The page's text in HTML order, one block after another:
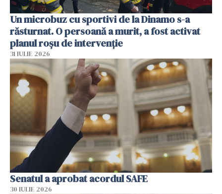
Un microbuz cu sportivi de la Dinamo s-a
răsturnat. O persoană a murit, a fost activat
planul roșu de intervenție
31 IULIE 2026
Senatul a aprobat acordul SAFE
30 IULIE 2026